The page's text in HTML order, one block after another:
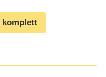
komplett